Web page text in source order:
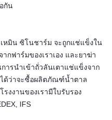
กัน
หมิน ซิโนชาร์ม จะถูกแช่แข็งใน
กฟาร์มของเราเอง และยาฆ่า
ารนำเข้าถั่วลันเตาแช่แข็งจาก
ด้ว่าจะซื้อผลิตภัณฑ์น้ำตาล
งงานของเรามีใบรับรอง
IFS